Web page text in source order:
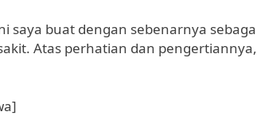
saya buat dengan sebenarnya
Atas perhatian dan